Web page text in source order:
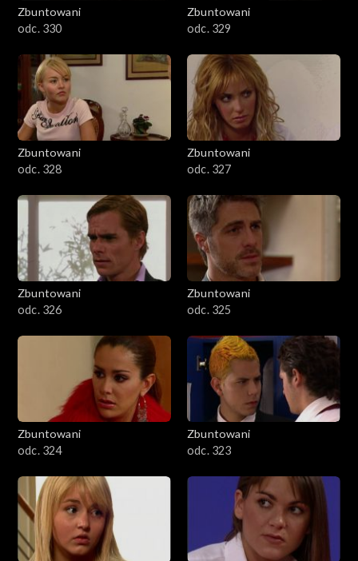
Zbuntowani
odc. 330
Zbuntowani
odc. 329
Zbuntowani
odc. 328
Zbuntowani
odc. 327
Zbuntowani
odc. 326
Zbuntowani
odc. 325
Zbuntowani
odc. 324
Zbuntowani
odc. 323